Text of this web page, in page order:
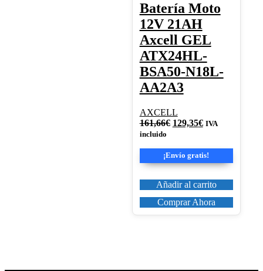
Batería Moto
12V 21AH
Axcell GEL
ATX24HL-
BSA50-N18L-
AA2A3
AXCELL
161,66€ El
era:
161,66€.
129,35€El
es:
129,35€.
IVA
incluido
¡Envío gratis!
Añadir al carrito
Comprar Ahora